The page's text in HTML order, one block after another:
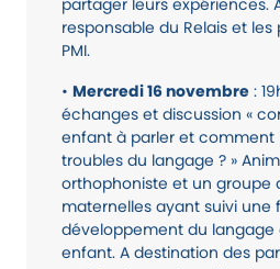
partager leurs expériences.
responsable du Relais et
PMI.
• Mercredi 16 novembre :
échanges et discussion «
enfant à parler et comment
troubles du langage ? »
orthophoniste et un groupe
maternelles ayant suivi une
développement du langage
enfant. A destination des